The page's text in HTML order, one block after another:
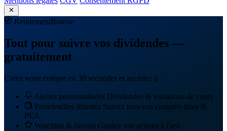
RendementBourse
Tout pour suivre vos dividendes —
gratuitement
Créez votre compte en 30 secondes et accédez à :
Alertes personnalisées Dividendes & variations de cours
Portefeuilles illimités Suivez tous vos comptes titres &
PEA
Watchlist & favoris Gardez vos actions à l'œil